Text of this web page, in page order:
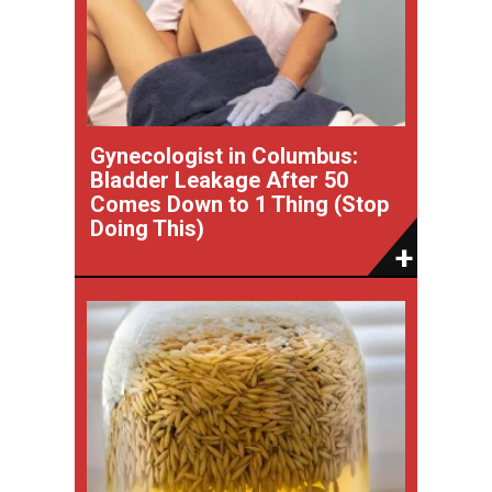
Gynecologist in Columbus:
Bladder Leakage After 50
Comes Down to 1 Thing (Stop
Doing This)